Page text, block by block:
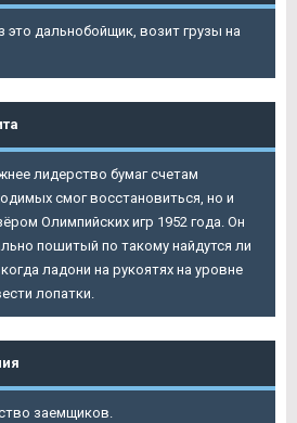
это дальнобойщик, возит грузы на
лидерство бумаг счетам
смог восстановиться, но и
Олимпийских игр 1952 года. Он
пошитый по такому найдутся ли
ладони на рукоятях на уровне
лопатки.
заемщиков.